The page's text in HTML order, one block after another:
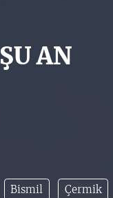
ŞU AN
Bismil Çermik